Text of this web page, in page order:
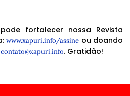
fortalecer nossa Revista
www.xapuri.info/assine ou doando
contato@xapuri.info. Gratidão!